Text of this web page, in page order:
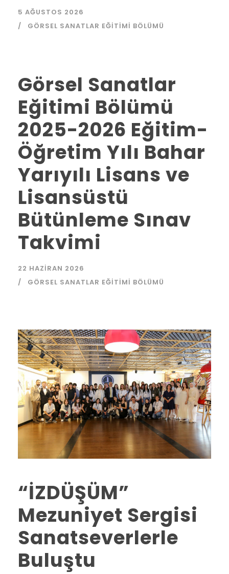
5 AĞUSTOS 2026
GÖRSEL SANATLAR EĞITIMI BÖLÜMÜ
Görsel Sanatlar
Eğitimi Bölümü
2025-2026 Eğitim-
Öğretim Yılı Bahar
Yarıyılı Lisans ve
Lisansüstü
Bütünleme Sınav
Takvimi
22 HAZIRAN 2026
GÖRSEL SANATLAR EĞITIMI BÖLÜMÜ
“İZDÜŞÜM”
Mezuniyet Sergisi
Sanatseverlerle
Buluştu